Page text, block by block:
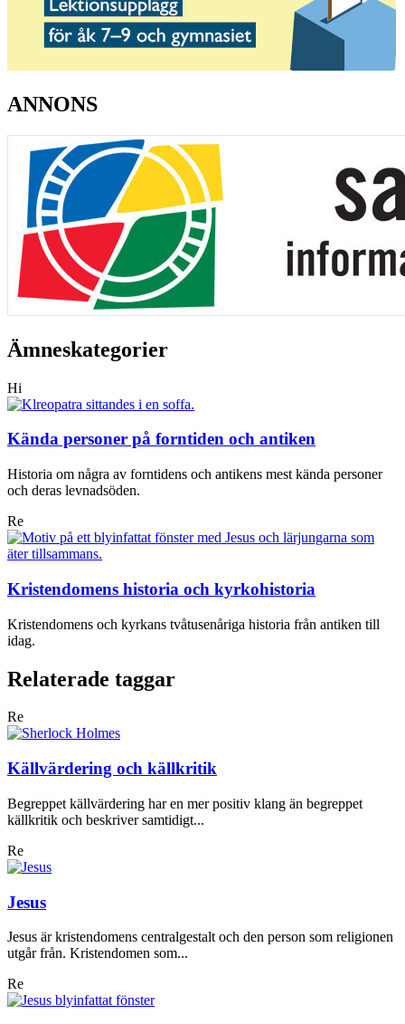
ANNONS
Ämneskategorier
Hi
Kända personer på forntiden och antiken
Historia om några av forntidens och antikens mest kända personer
och deras levnadsöden.
Re
Kristendomens historia och kyrkohistoria
Kristendomens och kyrkans tvåtusenåriga historia från antiken till
idag.
Relaterade taggar
Re
Källvärdering och källkritik
Begreppet källvärdering har en mer positiv klang än begreppet
källkritik och beskriver samtidigt...
Re
Jesus
Jesus är kristendomens centralgestalt och den person som religionen
utgår från. Kristendomen som...
Re